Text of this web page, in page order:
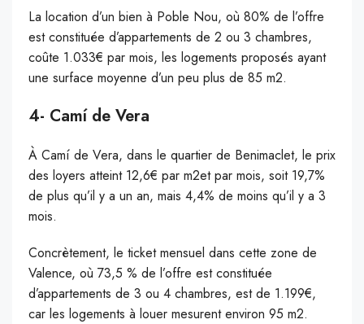
La location d’un bien à Poble Nou, où 80% de l’offre
est constituée d’appartements de 2 ou 3 chambres,
coûte 1.033€ par mois, les logements proposés ayant
une surface moyenne d’un peu plus de 85 m2.
4- Camí de Vera
À Camí de Vera, dans le quartier de Benimaclet, le prix
des loyers atteint 12,6€ par m2et par mois, soit 19,7%
de plus qu’il y a un an, mais 4,4% de moins qu’il y a 3
mois.
Concrètement, le ticket mensuel dans cette zone de
Valence, où 73,5 % de l’offre est constituée
d’appartements de 3 ou 4 chambres, est de 1.199€,
car les logements à louer mesurent environ 95 m2.